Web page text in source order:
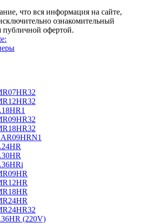
что вся информация на сайте,
ознакомительный
публичной офертой.
(220V)